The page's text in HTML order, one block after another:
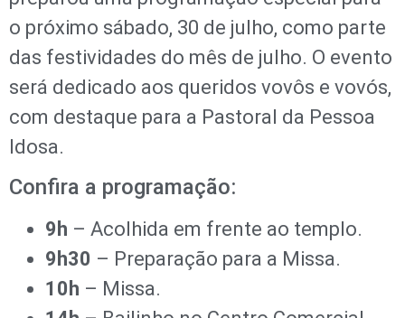
o próximo sábado, 30 de julho, como parte
das festividades do mês de julho. O evento
será dedicado aos queridos vovôs e vovós,
com destaque para a Pastoral da Pessoa
Idosa.
Confira a programação:
9h – Acolhida em frente ao templo.
9h30 – Preparação para a Missa.
10h – Missa.